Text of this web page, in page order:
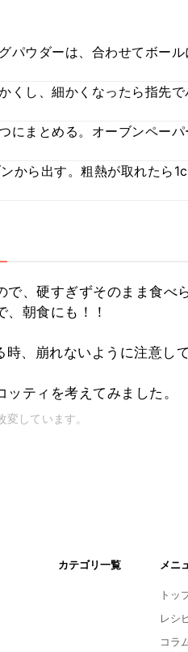
パウダーは、合わせてボー
くし、細かくなったら指先
にまとめる。オーブンペー
から出す。粗熱が取れたら
で、硬すぎずそのまま食べ
、朝食にも！！
、崩れないように注意して
ティを考えてみました。
しています。
カテゴリ一覧 メニ
トッ
レシ
コラ